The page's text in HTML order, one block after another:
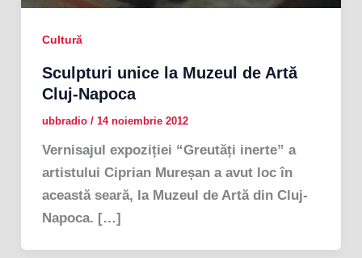
Cultură
Sculpturi unice la Muzeul de Artă
Cluj-Napoca
ubbradio / 14 noiembrie 2012
Vernisajul expoziției “Greutăți inerte” a
artistului Ciprian Mureșan a avut loc în
această seară, la Muzeul de Artă din Cluj-
Napoca. […]